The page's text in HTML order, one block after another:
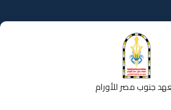
جنوب مصر للأورام